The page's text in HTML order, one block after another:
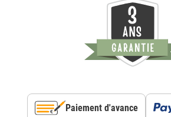
Paiement d'avance